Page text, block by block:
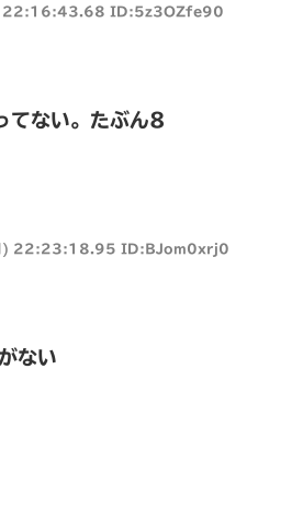
ID:5z3OZfe90
てない。たぶん8
22:23:18.95 ID:BJom0xrj0
ない